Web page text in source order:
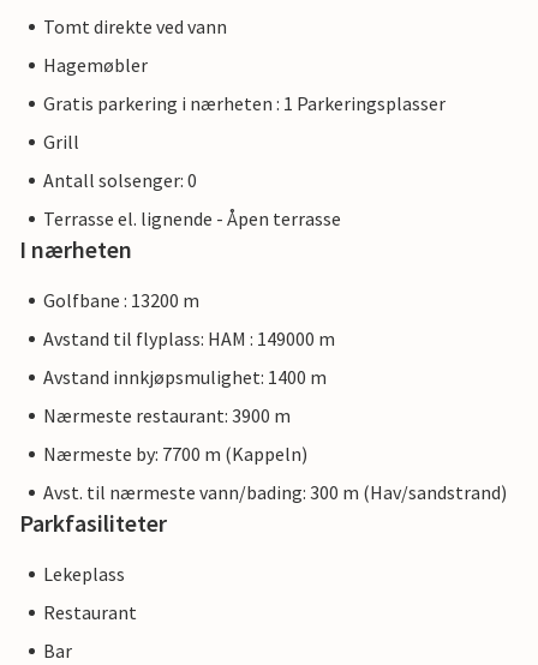
Tomt direkte ved vann
Hagemøbler
Gratis parkering i nærheten : 1 Parkeringsplasser
Grill
Antall solsenger: 0
Terrasse el. lignende - Åpen terrasse
I nærheten
Golfbane : 13200 m
Avstand til flyplass: HAM : 149000 m
Avstand innkjøpsmulighet: 1400 m
Nærmeste restaurant: 3900 m
Nærmeste by: 7700 m (Kappeln)
Avst. til nærmeste vann/bading: 300 m (Hav/sandstrand)
Parkfasiliteter
Lekeplass
Restaurant
Bar